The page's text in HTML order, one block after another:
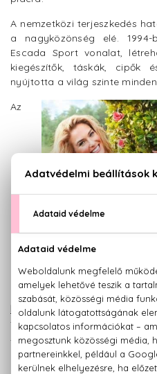
A nemzetközi terjeszkedés
a nagyközönség elé.
Escada Sport vonalat,
kiegészítők, táskák, cipők
nyújtotta a világ szinte
Az
Escada ruháinál is
márka parfümjeiről sem
Escadapéldául ragyogó
finom, fényűző és
spontán és elbűvölő nőknek
minden, ami a jó hangulatot,
az erőt szimbolizálja. A